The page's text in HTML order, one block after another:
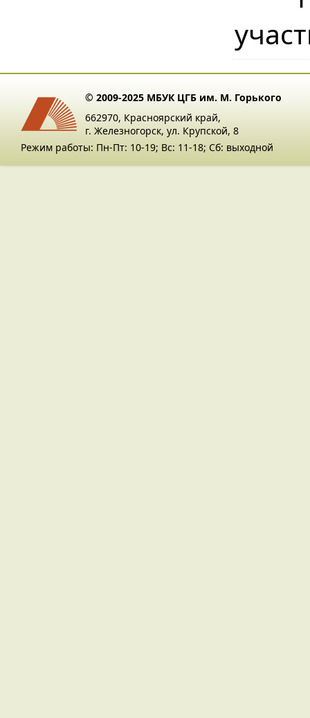
© 2009-2025 МБУК ЦГБ им. М. Горького
662970, Красноярский край,
г. Железногорск, ул. Крупской, 8
Режим работы: Пн-Пт: 10-19; Вс: 11-18; Сб: выходной